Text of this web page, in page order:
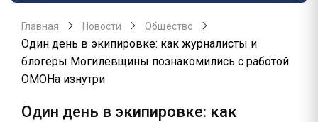
Главная Новости Общество
Один день в экипировке: как журналисты и
блогеры Могилевщины познакомились с работой
ОМОНа изнутри
Один день в экипировке: как